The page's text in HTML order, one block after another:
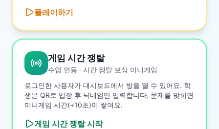
플레이하기
게임 시간 쟁탈
수업 연동 · 시간 쟁탈 보상 미니게임
로그인한 사용자가 대시보드에서 방을 열 수 있어요. 학
생은 QR로 입장 후 닉네임만 입력합니다. 문제를 맞히면
미니게임 시간(+10초)이 쌓여요.
게임 시간 쟁탈시작